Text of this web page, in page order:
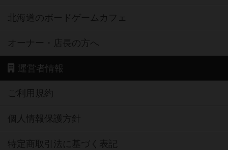
北海道のボードゲームカフェ
オーナー・店長の方へ
運営者情報
ご利用規約
個人情報保護方針
特定商取引法に基づく表記